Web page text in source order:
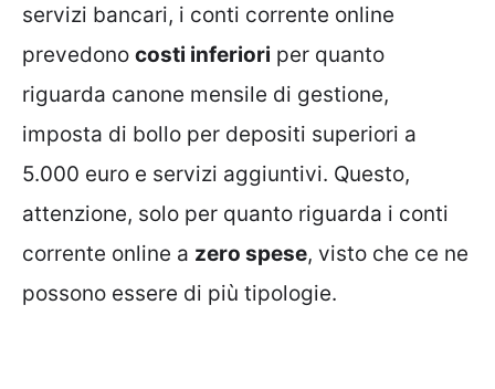
servizi bancari, i conti corrente online
prevedono costi inferiori per quanto
riguarda canone mensile di gestione,
imposta di bollo per depositi superiori a
5.000 euro e servizi aggiuntivi. Questo,
attenzione, solo per quanto riguarda i conti
corrente online a zero spese, visto che ce ne
possono essere di più tipologie.